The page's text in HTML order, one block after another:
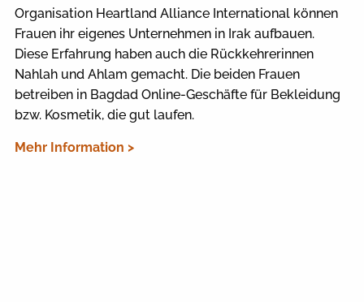
Organisation Heartland Alliance International können
Frauen ihr eigenes Unternehmen in Irak aufbauen.
Diese Erfahrung haben auch die Rückkehrerinnen
Nahlah und Ahlam gemacht. Die beiden Frauen
betreiben in Bagdad Online-Geschäfte für Bekleidung
bzw. Kosmetik, die gut laufen.
Mehr Information >